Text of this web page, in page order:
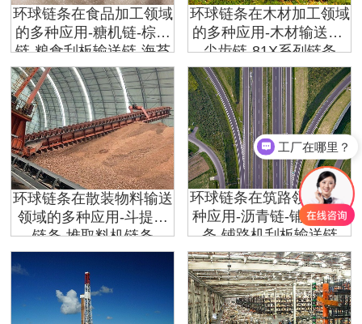
环球链条在食品加工领域
的多种应用-糖机链-棕油
链-粮食刮板输送链-海苔
链
环球链条在木材加工领域
的多种应用-木材输送链-
尖齿链-81X系列链条
环球链条在散装物料输送
领域的多种应用-斗提机
链条-堆取料机链条
环球链条在筑路领域的多
种应用-沥青链-铺路机链
条-铺路机刮板输送链
工厂在哪里？